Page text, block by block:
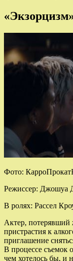
Фото:
Режиссер: Джошуа
В ролях: Рассел
Актер, потерявший
пристрастия к
приглашение
В процессе съемок
чем хотелось бы, и